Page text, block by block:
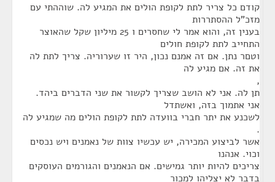
קודם כל צריר לתת לקופת הולים את המגיע לה. שוההתי עם
מזכ"ל ההסתררות
בענין זה, והוא אמר לי שחסרים ו 25 מיליון שקל שהאוצר
התחייב לתת לקופת חולים
וטםר נתן. אם זה אמנם נכון, היר זו שערוריה. צריך לתת לה
את זה. אם מגיע לה
,
תן לה. אני לא הושב שצריך לקשור את שני הדברים ביהד.
אני אתמוך בזה, ואשתדל
לשכנע את יתר חברי בוועדה לתת לקופת הולים מה שמגיע לה
.
אשר לביצוע המכירה, יש עכשיו צוות של נאמנים ויש נכסים
וכוי. אנהנו
צריכים להיות יותר גמישים. אם הנאמנים והגורמים העוסקים
בדבר לא יצליהו למכור